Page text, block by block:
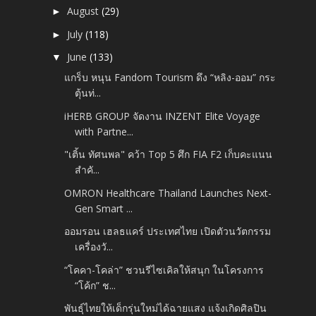
►August(29)
► July(118)
▼ June(133)
แกร็บ หนุน Fandom Tourism ดึง “หลิง-ออม” กระ
ตุ้นท่...
iHERB GROUP จัดงาน INZENT Elite Voyage
with Partne...
"เติ้น ทัศนพล" คว้า Top 5 ศึก FIA F2 เก็บคะแนน
สำคั...
OMRON Healthcare Thailand Launches Next-
Gen Smart ...
ออมรอน เฮลธแคร์ ประเทศไทย เปิดตัวนวัตกรรม
เครื่องวั...
“โคคา-โคล่า” ชวนรีไซเคิลให้สนุก ในโครงการ
“โค้ก” ช...
พันธุ์ไทยให้เด็กรุ่นใหม่ได้ฉายแสง แจ้งเกิดศิลปิน